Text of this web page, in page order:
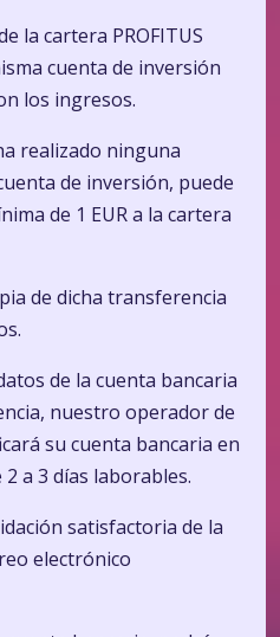
la cartera PROFITUS
cuenta de inversión
los ingresos.
realizado ninguna
de inversión, puede
de 1 EUR a la cartera
de dicha transferencia
de la cuenta bancaria
nuestro operador de
su cuenta bancaria en
a 3 días laborables.
satisfactoria de la
electrónico